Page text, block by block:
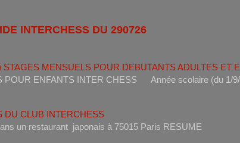
INTERCHESS DU 290726
MENSUELS POUR DEBUTANTS ADULTES ET
POUR ENFANTS INTER CHESS Année
DU CLUB INTERCHESS
dans un restaurant japonais à